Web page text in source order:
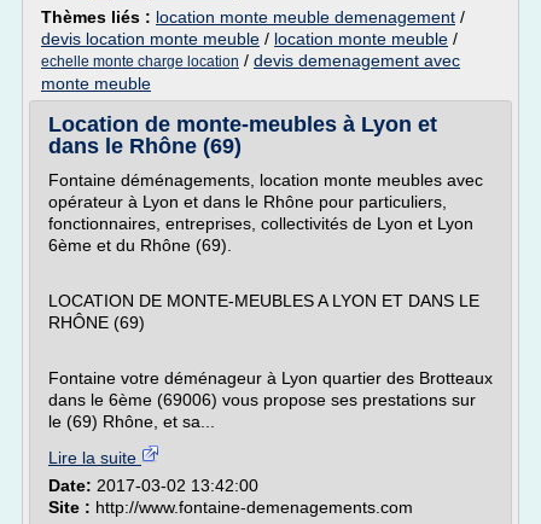
Thèmes liés : location monte meuble demenagement /
devis location monte meuble / location monte meuble /
echelle monte charge location / devis demenagement avec
monte meuble
Location de monte-meubles à Lyon et
dans le Rhône (69)
Fontaine déménagements, location monte meubles avec
opérateur à Lyon et dans le Rhône pour particuliers,
fonctionnaires, entreprises, collectivités de Lyon et Lyon
6ème et du Rhône (69).
LOCATION DE MONTE-MEUBLES A LYON ET DANS LE
RHÔNE (69)
Fontaine votre déménageur à Lyon quartier des Brotteaux
dans le 6ème (69006) vous propose ses prestations sur
le (69) Rhône, et sa...
Lire la suite
Date: 2017-03-02 13:42:00
Site : http://www.fontaine-demenagements.com